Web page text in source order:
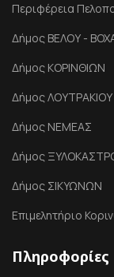
Περιφέρεια
Δήμος ΒΕΛΟΥ -
Δήμος ΚΟΡΙΝΘΙΩΝ
Δήμος
Δήμος ΝΕΜΕΑΣ
Δήμος
Δήμος ΣΙΚΥΩΝΩΝ
Επιμελητήριο
Πληροφορίες